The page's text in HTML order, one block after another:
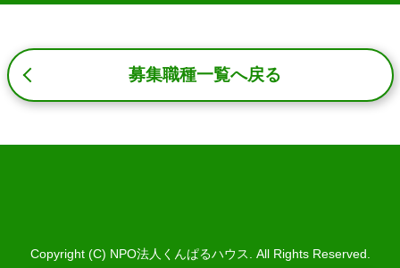
4. 法令等の遵守
応募者等の個人情報の取得、利用その他一切の取り扱いに
令、及び本プライバシーポリシーを遵守します。
本ウェブサイトでは、一部のコンテンツにおいてCookieを
募集職種一覧へ戻る
Copyright (C) NPO法人くんぱるハウス. All Rights Reserved.